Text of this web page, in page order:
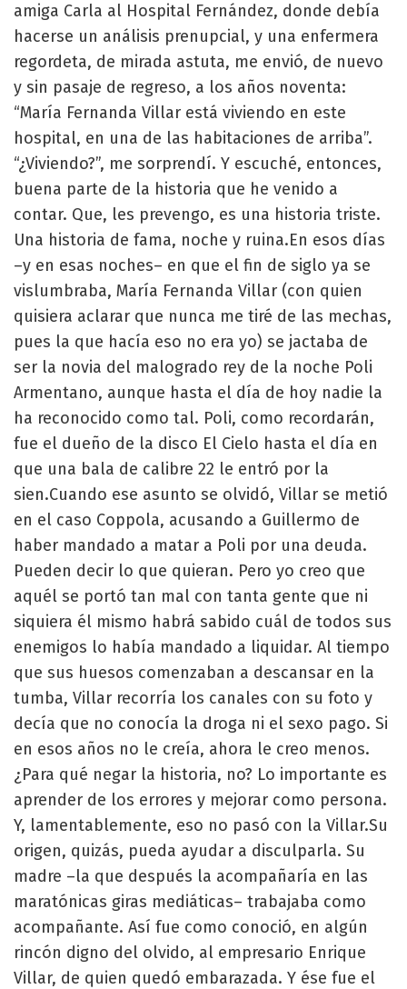
amiga Carla al Hospital Fernández, donde debía
hacerse un análisis prenupcial, y una enfermera
regordeta, de mirada astuta, me envió, de nuevo
y sin pasaje de regreso, a los años noventa:
“María Fernanda Villar está viviendo en este
hospital, en una de las habitaciones de arriba”.
“¿Viviendo?”, me sorprendí. Y escuché, entonces,
buena parte de la historia que he venido a
contar. Que, les prevengo, es una historia triste.
Una historia de fama, noche y ruina.En esos días
–y en esas noches– en que el fin de siglo ya se
vislumbraba, María Fernanda Villar (con quien
quisiera aclarar que nunca me tiré de las mechas,
pues la que hacía eso no era yo) se jactaba de
ser la novia del malogrado rey de la noche Poli
Armentano, aunque hasta el día de hoy nadie la
ha reconocido como tal. Poli, como recordarán,
fue el dueño de la disco El Cielo hasta el día en
que una bala de calibre 22 le entró por la
sien.Cuando ese asunto se olvidó, Villar se metió
en el caso Coppola, acusando a Guillermo de
haber mandado a matar a Poli por una deuda.
Pueden decir lo que quieran. Pero yo creo que
aquél se portó tan mal con tanta gente que ni
siquiera él mismo habrá sabido cuál de todos sus
enemigos lo había mandado a liquidar. Al tiempo
que sus huesos comenzaban a descansar en la
tumba, Villar recorría los canales con su foto y
decía que no conocía la droga ni el sexo pago. Si
en esos años no le creía, ahora le creo menos.
¿Para qué negar la historia, no? Lo importante es
aprender de los errores y mejorar como persona.
Y, lamentablemente, eso no pasó con la Villar.Su
origen, quizás, pueda ayudar a disculparla. Su
madre –la que después la acompañaría en las
maratónicas giras mediáticas– trabajaba como
acompañante. Así fue como conoció, en algún
rincón digno del olvido, al empresario Enrique
Villar, de quien quedó embarazada. Y ése fue el